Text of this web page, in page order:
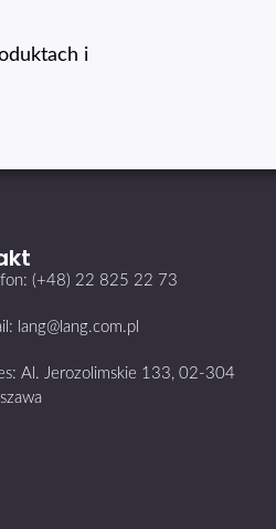
i
(+48) 22 825 22 73
lang@lang.com.pl
Al. Jerozolimskie 133, 02-304